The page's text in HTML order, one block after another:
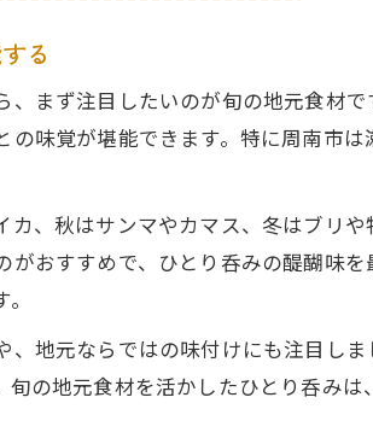
る
まず注目したいのが旬の地元食材
の味覚が堪能できます。特に周南市
、秋はサンマやカマス、冬はブリ
おすすめで、ひとり呑みの醍醐味
地元ならではの味付けにも注目し
の地元食材を活かしたひとり呑み